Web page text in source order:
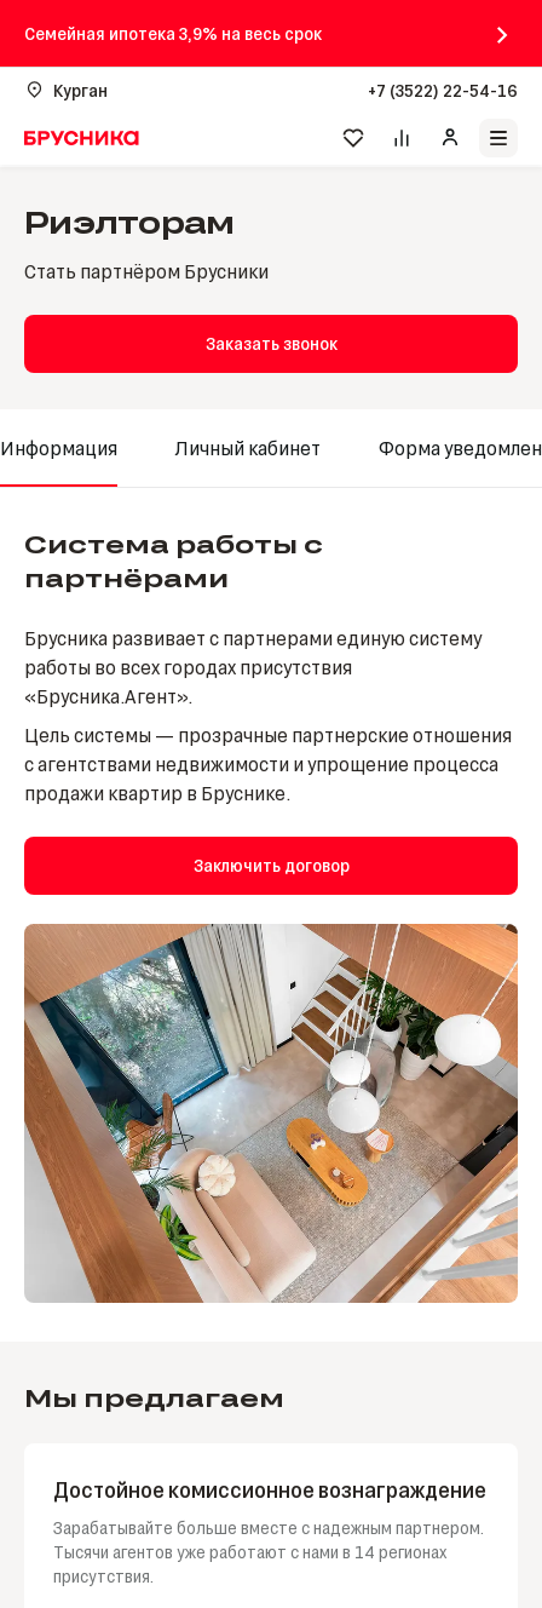
Семейная ипотека 3,9% на весь срок
Курган +7 (3522) 22-54-16
Риэлторам
Стать партнёром Брусники
Заказать звонок
Информация Личный кабинет Форма
Система работы с
партнёрами
Брусника развивает с партнерами единую систему
работы во всех городах присутствия
«Брусника.Агент».
Цель системы — прозрачные партнерские отношения
с агентствами недвижимости и упрощение процесса
продажи квартир в Бруснике.
Заключить договор
Мы предлагаем
Достойное комиссионное вознаграждение
Зарабатывайте больше вместе с надежным партнером.
Тысячи агентов уже работают с нами в 14 регионах
присутствия.